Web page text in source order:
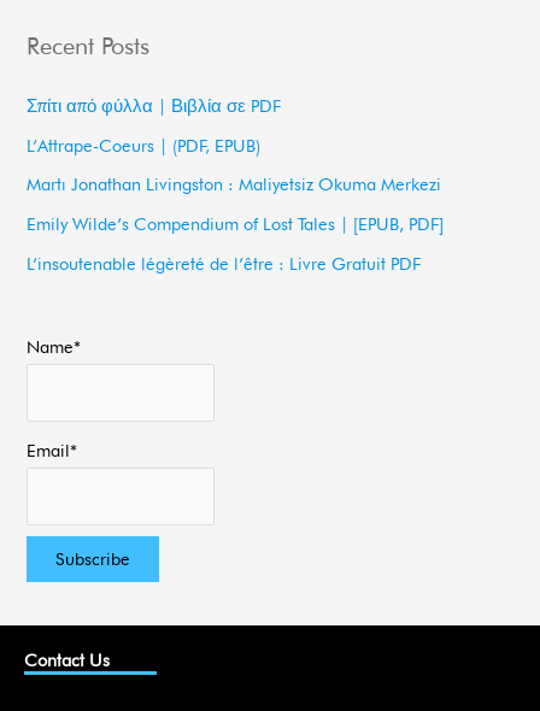
r
r
:
Recent Posts
Σπίτι από φύλλα | Βιβλία σε PDF
L’Attrape-Coeurs | (PDF, EPUB)
Martı Jonathan Livingston : Maliyetsiz Okuma Merkezi
Emily Wilde’s Compendium of Lost Tales | [EPUB, PDF]
L’insoutenable légèreté de l’être : Livre Gratuit PDF
Name*
Email*
Contact Us